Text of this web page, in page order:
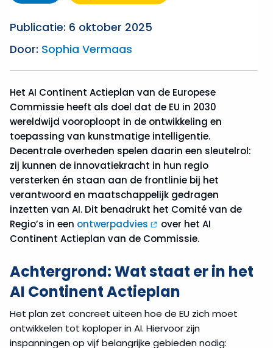
Publicatie: 6 oktober 2025
Door: Sophia Vermaas
Het AI Continent Actieplan van de Europese
Commissie heeft als doel dat de EU in 2030
wereldwijd vooroploopt in de ontwikkeling en
toepassing van kunstmatige intelligentie.
Decentrale overheden spelen daarin een sleutelrol:
zij kunnen de innovatiekracht in hun regio
versterken én staan aan de frontlinie bij het
verantwoord en maatschappelijk gedragen
inzetten van AI. Dit benadrukt het Comité van de
Regio’s in een ontwerpadvies
over het AI
Continent Actieplan van de Commissie.
Achtergrond: Wat staat er in het
AI Continent Actieplan
Het plan zet concreet uiteen hoe de EU zich moet
ontwikkelen tot koploper in AI. Hiervoor zijn
inspanningen op vijf belangrijke gebieden nodig: